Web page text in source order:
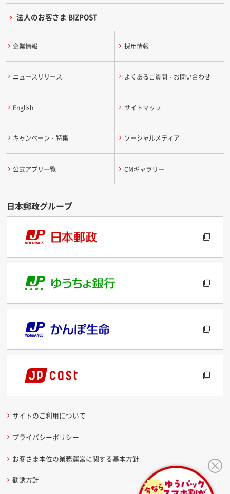
法人のお客さま BIZPOST
企業情報 採用情報
ニュースリリース よくあるご質問・お問い合わせ
English サイトマップ
キャンペーン・特集 ソーシャルメディア
公式アプリ一覧 CMギャラリー
サイトのご利用について
プライバシーポリシー
お客さま本位の業務運営に関する基本方針
勧誘方針